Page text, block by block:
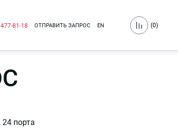
81-18 ОТПРАВИТЬ ЗАПРОС EN (0)
порта